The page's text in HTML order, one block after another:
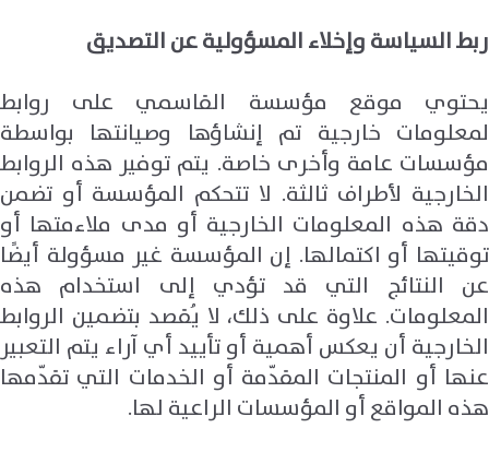
ربط السياسة وإخلاء المسؤولية عن التصديق
يحتوي موقع مؤسسة القاسمي على روابط
لمعلومات خارجية تم إنشاؤها وصيانتها بواسطة
مؤسسات عامة وأخرى خاصة. يتم توفير هذه الروابط
الخارجية لأطراف ثالثة. لا تتحكم المؤسسة أو تضمن
دقة هذه المعلومات الخارجية أو مدى ملاءمتها أو
توقيتها أو اكتمالها. إن المؤسسة غير مسؤولة أيضًا
عن النتائج التي قد تؤدي إلى استخدام هذه
المعلومات. علاوة على ذلك، لا يُقصد بتضمين الروابط
الخارجية أن يعكس أهمية أو تأييد أي آراء يتم التعبير
عنها أو المنتجات المقدّمة أو الخدمات التي تقدّمها
هذه المواقع أو المؤسسات الراعية لها.